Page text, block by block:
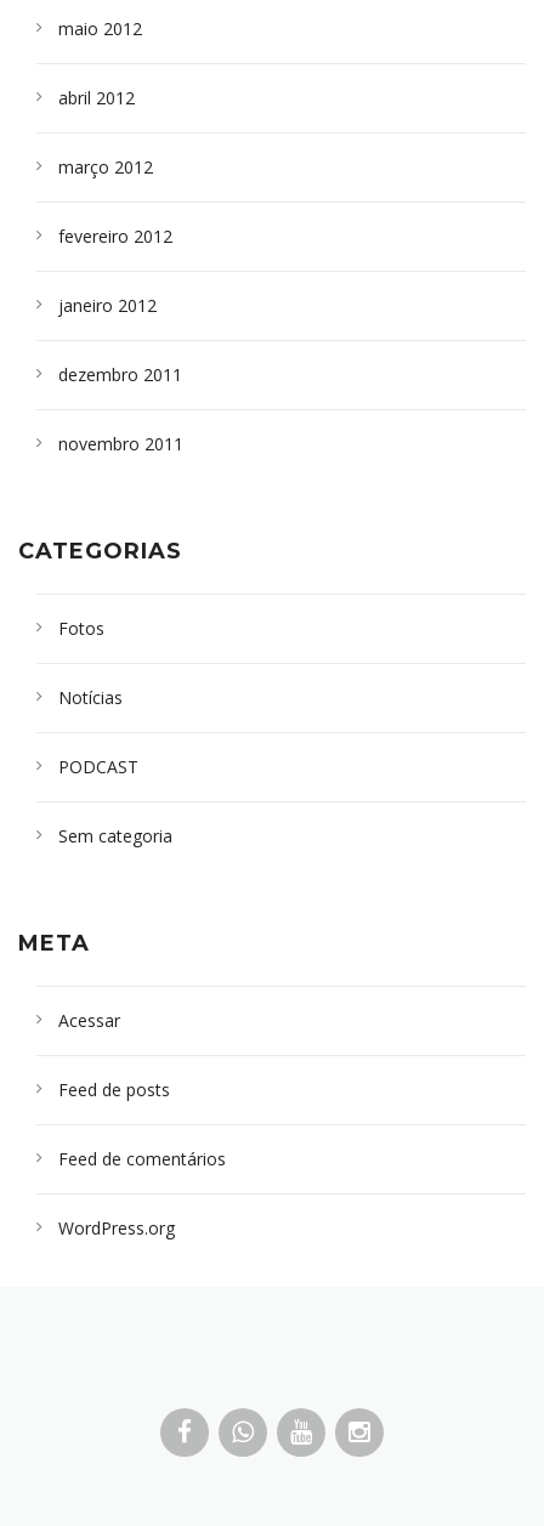
maio 2012
abril 2012
março 2012
fevereiro 2012
janeiro 2012
dezembro 2011
novembro 2011
CATEGORIAS
Fotos
Notícias
PODCAST
Sem categoria
META
Acessar
Feed de posts
Feed de comentários
WordPress.org